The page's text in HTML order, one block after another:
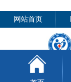
网站首页